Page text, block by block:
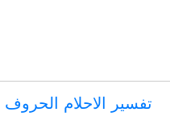
تفسير الاحلام